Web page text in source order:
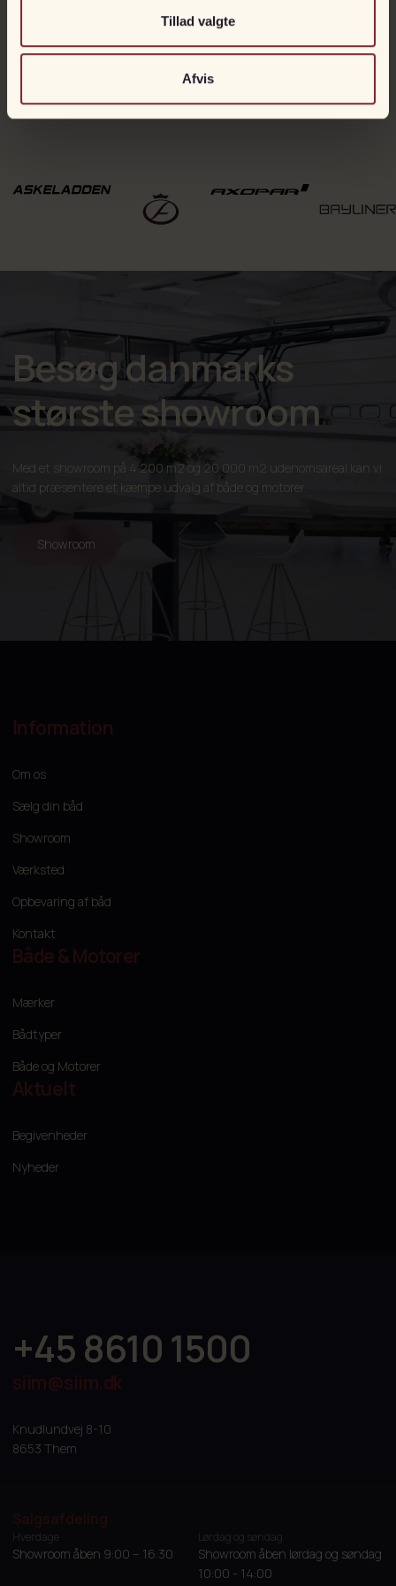
Tillad valgte
Afvis
DKK 799.900
Besøg danmarks
største showroom
Med et showroom på 4.200 m2 og 20.000 m2 udenomsareal kan vi
altid præsentere et kæmpe udvalg af både og motorer.
Showroom
Information
Om os
Sælg din båd
Showroom
Værksted
Opbevaring af båd
Kontakt
Både & Motorer
Mærker
Bådtyper
Både og Motorer
Aktuelt
Begivenheder
Nyheder
+45 8610 1500
siim@siim.dk
Knudlundvej 8-10
8653 Them
Salgsafdeling
Hverdage
Showroom åben 9:00 – 16:30
Lørdag og søndag
Showroom åben lørdag og søndag
10:00 - 14:00